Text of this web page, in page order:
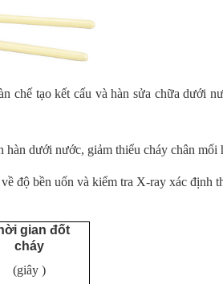
chế tạo kết cấu và hàn sửa chữa dưới
dưới nước, giảm thiểu cháy chân mối
độ bền uốn và kiểm tra X-ray xác định
gian đốt
cháy
(giây )